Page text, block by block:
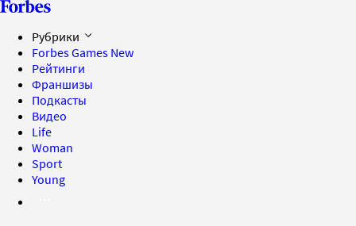
Рубрики
Forbes Games New
Рейтинги
Франшизы
Подкасты
Видео
Life
Woman
Sport
Young